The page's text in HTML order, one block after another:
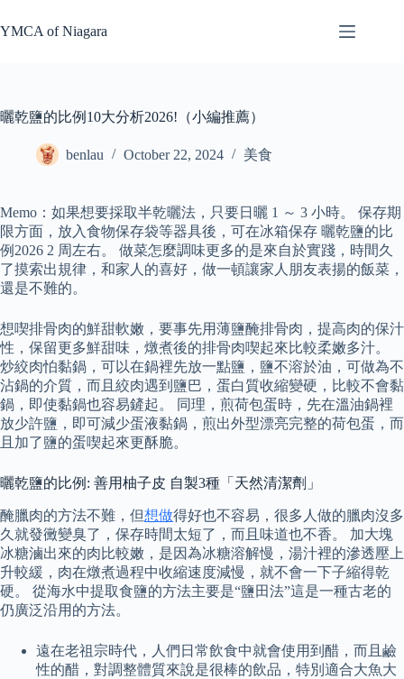
to
content
YMCA of Niagara
曬乾鹽的比例10大分析2026!（小編推薦）
benlau October 22, 2024 美食
Memo：如果想要採取半乾曬法，只要日曬 1 ～ 3 小時。 保存期
限方面，放入食物保存袋等器具後，可在冰箱保存 曬乾鹽的比
例2026 2 周左右。 做菜怎麼調味更多的是來自於實踐，時間久
了摸索出規律，和家人的喜好，做一頓讓家人朋友表揚的飯菜，
還是不難的。
想喫排骨肉的鮮甜軟嫩，要事先用薄鹽醃排骨肉，提高肉的保汁
性，保留更多鮮甜味，燉煮後的排骨肉喫起來比較柔嫩多汁。
炒絞肉怕黏鍋，可以在鍋裡先放一點鹽，鹽不溶於油，可做為不
沾鍋的介質，而且絞肉遇到鹽巴，蛋白質收縮變硬，比較不會黏
鍋，即使黏鍋也容易鏟起。 同理，煎荷包蛋時，先在溫油鍋裡
放少許鹽，即可減少蛋液黏鍋，煎出外型漂亮完整的荷包蛋，而
且加了鹽的蛋喫起來更酥脆。
曬乾鹽的比例: 善用柚子皮 自製3種「天然清潔劑」
醃臘肉的方法不難，但想做得好也不容易，很多人做的臘肉沒多
久就發黴變臭了，保存時間太短了，而且味道也不香。 加大塊
冰糖滷出來的肉比較嫩，是因為冰糖溶解慢，湯汁裡的滲透壓上
升較緩，肉在燉煮過程中收縮速度減慢，就不會一下子縮得乾
硬。 從海水中提取食鹽的方法主要是“鹽田法”這是一種古老的
仍廣泛沿用的方法。
遠在老祖宗時代，人們日常飲食中就會使用到醋，而且鹼
性的醋，對調整體質來說是很棒的飲品，特別適合大魚大